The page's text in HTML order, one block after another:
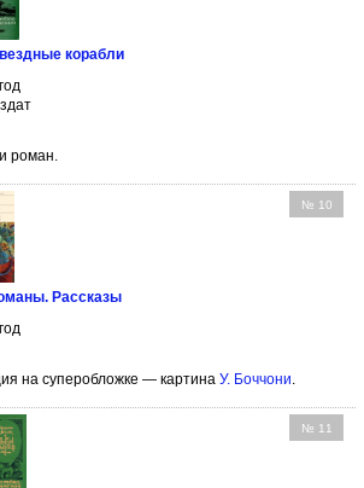
корабли
роман.
№ 10
Рассказы
на суперобложке — картина У. Боччони
№ 11